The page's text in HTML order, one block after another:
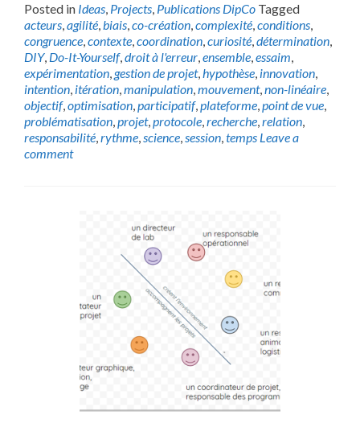
Posted in Ideas, Projects, Publications DipCo Tagged
acteurs,agilité,biais,co-création,complexité,conditions,
congruence,contexte,coordination,curiosité,détermination,
DIY, Do-It-Yourself,droit à l'erreur,ensemble,essaim,
expérimentation,gestion de projet,hypothèse, innovation,
intention, itération,manipulation,mouvement,non-linéaire,
objectif,optimisation,participatif,plateforme,point de vue,
problématisation,projet,protocole,recherche,relation,
responsabilité,rythme,science,session,temps Leave a
comment